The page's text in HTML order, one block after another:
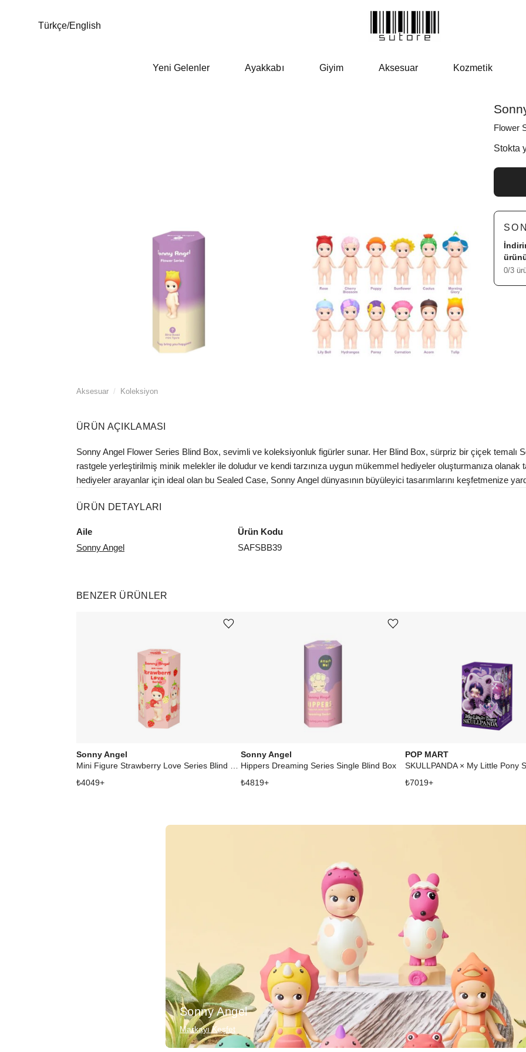
Türkçe/English
Yeni Gelenler Ayakkabı Giyim Aksesuar Kozmetik
Aksesuar / Koleksiyon
Flower
Stokta
0/3
ÜRÜN AÇIKLAMASI
Sonny Angel Flower Series Blind Box, sevimli ve koleksiyonluk figürler sunar. Her Blind Box, sürpriz bir çiçek temalı
rastgele yerleştirilmiş minik melekler ile doludur ve kendi tarzınıza uygun mükemmel hediyeler oluşturmanıza olanak
hediyeler arayanlar için ideal olan bu Sealed Case, Sonny Angel dünyasının büyüleyici tasarımlarını keşfetmenize
ÜRÜN DETAYLARI
Aile
Sonny Angel
Ürün Kodu
SAFSBB39
BENZER ÜRÜNLER
Sonny Angel
₺4049+
Ürünü istek listesine ekle veya listeden çıkar
Sonny Angel
Hippers Dreaming Series Single Blind Box
₺4819+
Ürünü istek listesine ekle veya listeden çıkar
POP MART
₺7019+
Sonny Angel
Markayı Keşfet